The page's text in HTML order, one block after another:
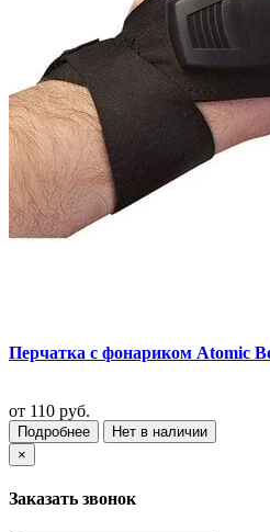
Перчатка с фонариком Atomic
от 110 руб.
Подробнее
Нет в наличии
×
Заказать звонок